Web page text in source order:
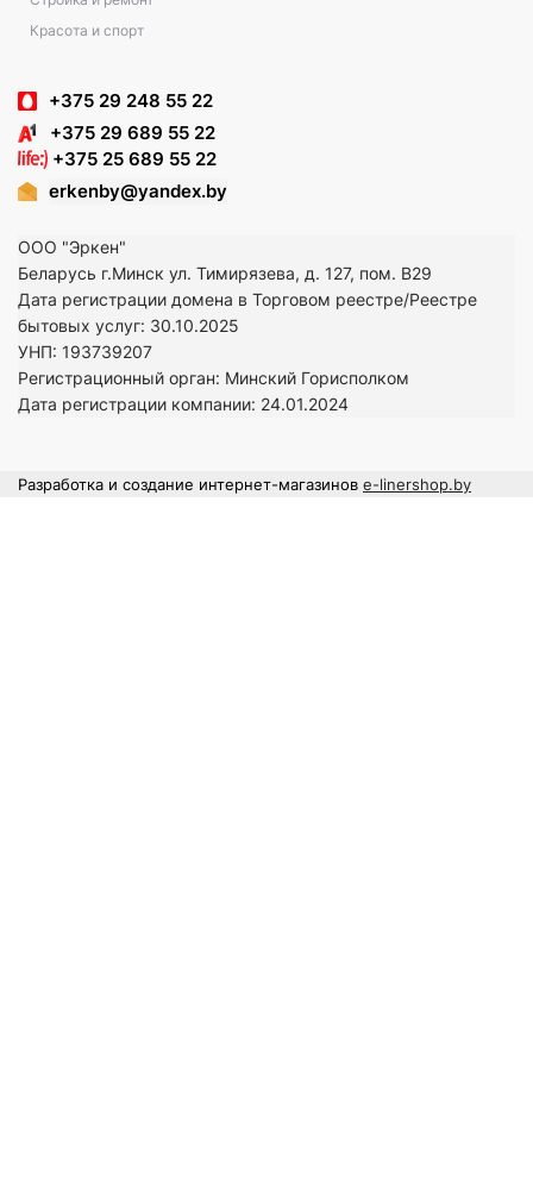
Красота и спорт
+375 29 248 55 22
+375 29 689 55 22
+375 25 689 55 22
erkenby@yandex.by
ООО "Эркен"
Беларусь г.Минск ул. Тимирязева, д. 127, пом. В29
Дата регистрации домена в Торговом реестре/Реестре
бытовых услуг: 30.10.2025
УНП: 193739207
Регистрационный орган: Минский Горисполком
Дата регистрации компании: 24.01.2024
Разработка и создание интернет-магазинов e-linershop.by